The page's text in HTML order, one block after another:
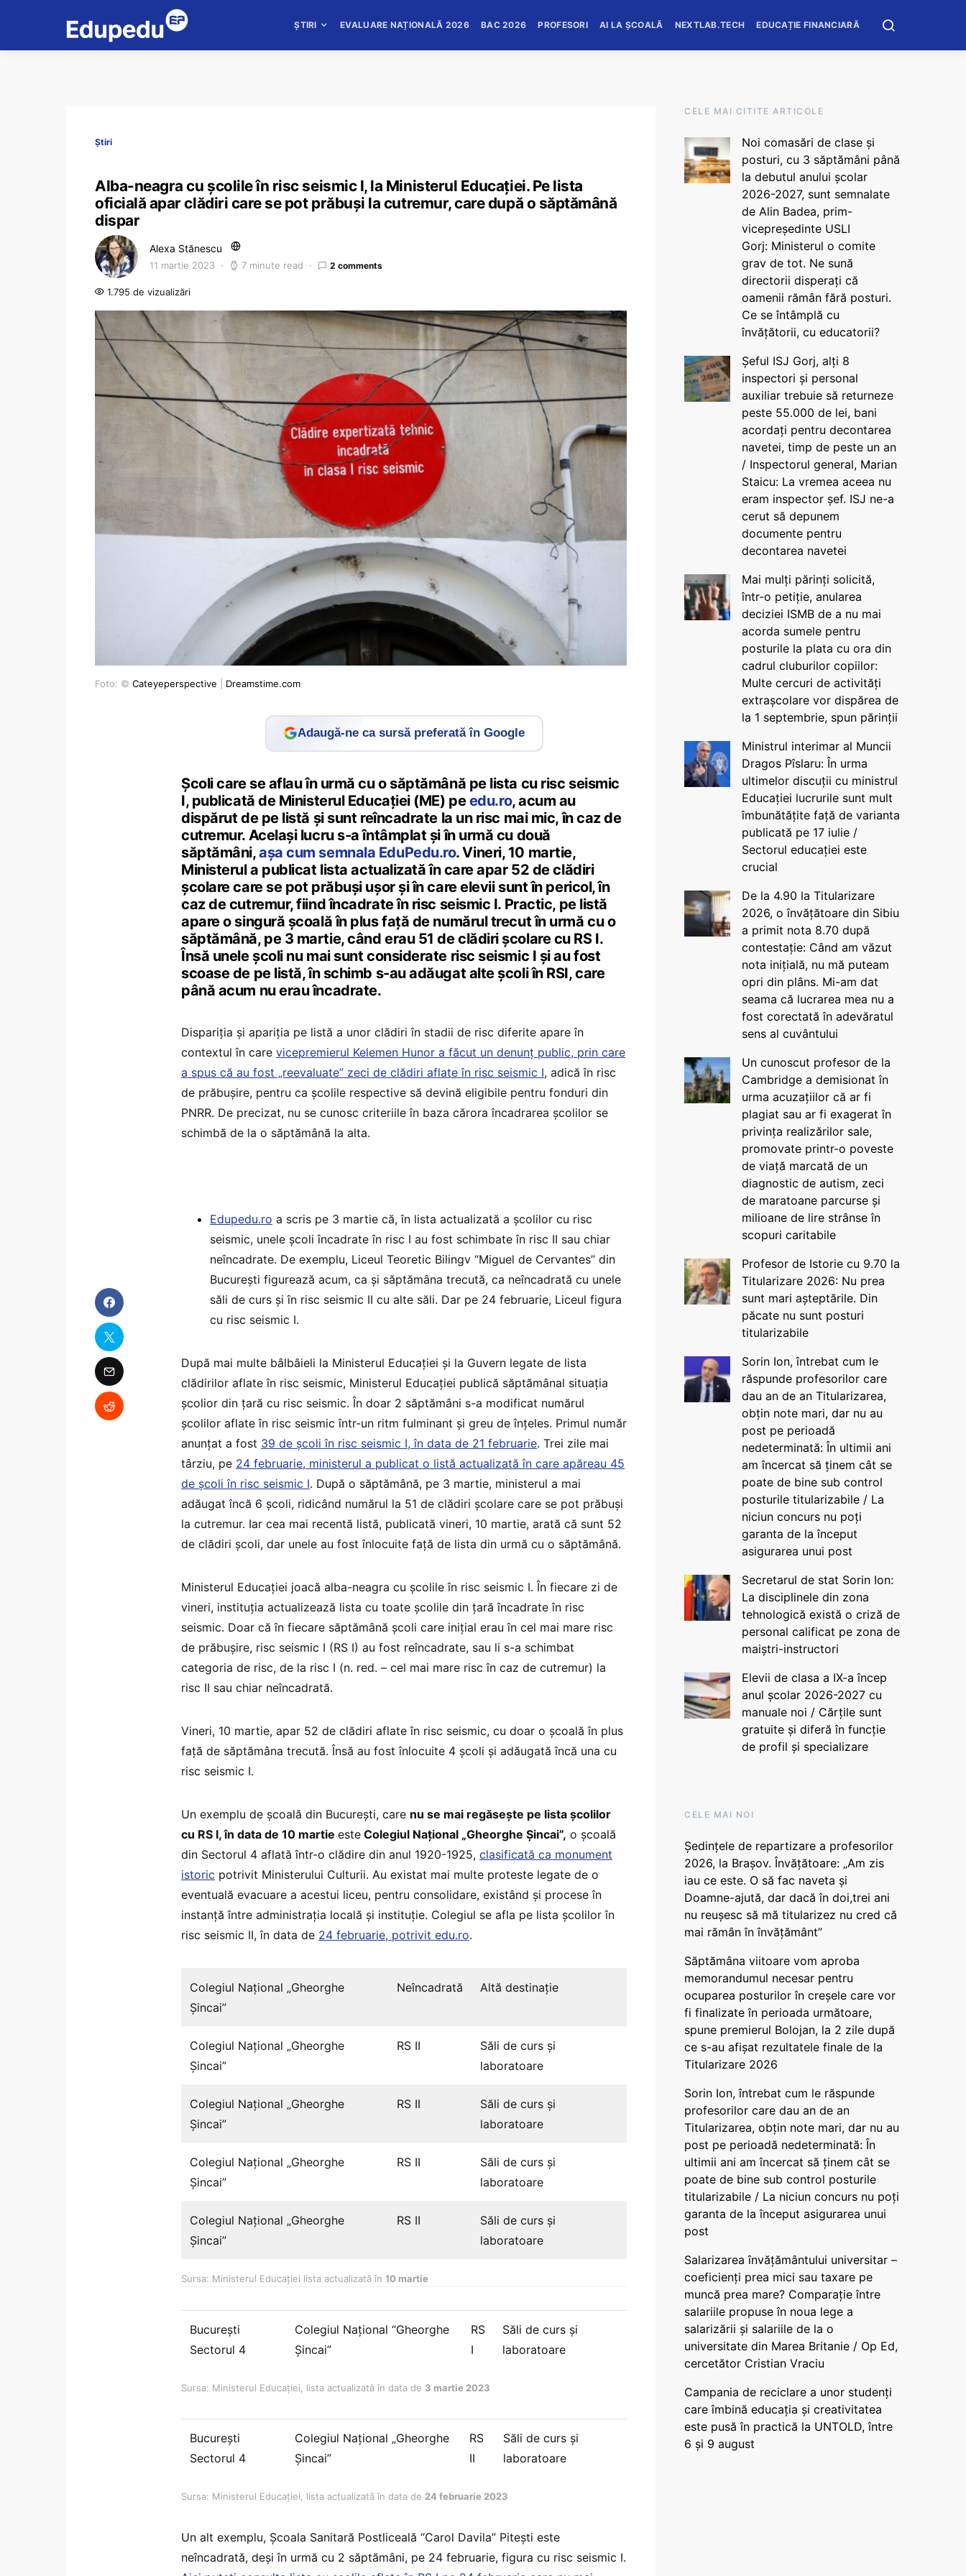
ȘTIRI EVALUARE NAȚIONALĂ 2026 BAC 2026 PROFESORI AI LA ȘCOALĂ NEXTLAB.TECH EDUCAȚIE FINANCIARĂ
Știri
Alba-neagra cu școlile în risc seismic I, la Ministerul Educației. Pe lista
oficială apar clădiri care se pot prăbuși la cutremur, care după o săptămână
dispar
Alexa Stănescu
11 martie 2023 7 minute read 2 comments
1.795 de vizualizări
Foto: © Cateyeperspective Dreamstime.com
Adaugă-ne ca sursă preferată în Google
Școli care se aflau în urmă cu o săptămână pe lista cu risc seismic
I, publicată de Ministerul Educației (ME) peedu.ro, acum au
dispărut de pe listă și sunt reîncadrate la un risc mai mic, în caz de
cutremur. Același lucru s-a întâmplat și în urmă cu două
săptămâni,așa cum semnala EduPedu.ro. Vineri, 10 martie,
Ministerul a publicat lista actualizată în care apar 52 de clădiri
școlare care se pot prăbuși ușor și în care elevii sunt în pericol, în
caz de cutremur, fiind încadrate în risc seismic I. Practic, pe listă
apare o singură școală în plus față de numărul trecut în urmă cu o
săptămână, pe 3 martie, când erau 51 de clădiri școlare cu RS I.
Însă unele școli nu mai sunt considerate risc seismic I și au fost
scoase de pe listă, în schimb s-au adăugat alte școli în RSI, care
până acum nu erau încadrate.
Dispariția și apariția pe listă a unor clădiri în stadii de risc diferite apare în
contextul în care vicepremierul Kelemen Hunor a făcut un denunț public, prin care
a spus că au fost „reevaluate” zeci de clădiri aflate în risc seismic I, adică în risc
de prăbușire, pentru ca școlile respective să devină eligibile pentru fonduri din
PNRR. De precizat, nu se cunosc criteriile în baza cărora încadrarea școlilor se
schimbă de la o săptămână la alta.
Edupedu.ro a scris pe 3 martie că, în lista actualizată a școlilor cu risc
seismic, unele școli încadrate în risc I au fost schimbate în risc II sau chiar
neîncadrate. De exemplu, Liceul Teoretic Bilingv “Miguel de Cervantes” din
București figurează acum, ca și săptămâna trecută, ca neîncadrată cu unele
săli de curs și în risc seismic II cu alte săli. Dar pe 24 februarie, Liceul figura
cu risc seismic I.
După mai multe bâlbâieli la Ministerul Educației și la Guvern legate de lista
clădirilor aflate în risc seismic, Ministerul Educației publică săptămânal situația
școlior din țară cu risc seismic. În doar 2 săptămâni s-a modificat numărul
școlilor aflate în risc seismic într-un ritm fulminant și greu de înțeles. Primul număr
anunțat a fost 39 de școli în risc seismic I, în data de 21 februarie. Trei zile mai
târziu, pe 24 februarie, ministerul a publicat o listă actualizată în care apăreau 45
de școli în risc seismic I. După o săptămână, pe 3 martie, ministerul a mai
adăugat încă 6 școli, ridicând numărul la 51 de clădiri școlare care se pot prăbuși
la cutremur. Iar cea mai recentă listă, publicată vineri, 10 martie, arată că sunt 52
de clădiri școli, dar unele au fost înlocuite față de lista din urmă cu o săptămână.
Ministerul Educației joacă alba-neagra cu școlile în risc seismic I. În fiecare zi de
vineri, instituția actualizează lista cu toate școlile din țară încadrate în risc
seismic. Doar că în fiecare săptămână școli care inițial erau în cel mai mare risc
de prăbușire, risc seismic I (RS I) au fost reîncadrate, sau li s-a schimbat
categoria de risc, de la risc I (n. red. – cel mai mare risc în caz de cutremur) la
risc II sau chiar neîncadrată.
Vineri, 10 martie, apar 52 de clădiri aflate în risc seismic, cu doar o școală în plus
față de săptămâna trecută. Însă au fost înlocuite 4 școli și adăugată încă una cu
risc seismic I.
Un exemplu de școală din București, care nu se mai regăsește pe lista școlilor
cu RS I, în data de 10 martie este Colegiul Național „Gheorghe Șincai”, o școală
din Sectorul 4 aflată într-o clădire din anul 1920-1925, clasificată ca monument
istoric potrivit Ministerului Culturii. Au existat mai multe proteste legate de o
eventuală evacuare a acestui liceu, pentru consolidare, existând și procese în
instanță între administrația locală și instituție. Colegiul se afla pe lista școlilor în
risc seismic II, în data de 24 februarie, potrivit edu.ro.
Colegiul Naţional „Gheorghe
Şincai”
Neîncadrată Altă destinaţie
Colegiul Naţional „Gheorghe
Şincai”
RS II
Săli de curs și
laboratoare
Colegiul Naţional „Gheorghe
Şincai”
RS II
Săli de curs și
laboratoare
Colegiul Naţional „Gheorghe
Şincai”
RS II
Săli de curs și
laboratoare
Colegiul Naţional „Gheorghe
Şincai”
RS II
Săli de curs și
laboratoare
Sursa: Ministerul Educației lista actualizată în 10 martie
București
Sectorul 4
Colegiul Naţional “Gheorghe
Şincai”
RS
I
Săli de curs și
laboratoare
Sursa: Ministerul Educației, lista actualizată în data de 3 martie 2023
București
Sectorul 4
Colegiul Naţional „Gheorghe
Şincai”
RS
II
Săli de curs și
laboratoare
Sursa: Ministerul Educației, lista actualizată în data de 24 februarie 2023
Un alt exemplu, Școala Sanitară Postliceală “Carol Davila” Pitești este
neîncadrată, deși în urmă cu 2 săptămâni, pe 24 februarie, figura cu risc seismic I.
CELE MAI CITITE ARTICOLE
Noi comasări de clase și
posturi, cu 3 săptămâni până
la debutul anului școlar
2026-2027, sunt semnalate
de Alin Badea, prim-
vicepreședinte USLI
Gorj: Ministerul o comite
grav de tot. Ne sună
directorii disperați că
oamenii rămân fără posturi.
Ce se întâmplă cu
învățătorii, cu educatorii?
Șeful ISJ Gorj, alți 8
inspectori și personal
auxiliar trebuie să returneze
peste 55.000 de lei, bani
acordați pentru decontarea
navetei, timp de peste un an
/ Inspectorul general, Marian
Staicu: La vremea aceea nu
eram inspector șef. ISJ ne-a
cerut să depunem
documente pentru
decontarea navetei
Mai mulți părinți solicită,
într-o petiție, anularea
deciziei ISMB de a nu mai
acorda sumele pentru
posturile la plata cu ora din
cadrul cluburilor copiilor:
Multe cercuri de activități
extrașcolare vor dispărea de
la 1 septembrie, spun părinții
Ministrul interimar al Muncii
Dragos Pîslaru: În urma
ultimelor discuții cu ministrul
Educației lucrurile sunt mult
îmbunătățite față de varianta
publicată pe 17 iulie /
Sectorul educației este
crucial
De la 4.90 la Titularizare
2026, o învățătoare din Sibiu
a primit nota 8.70 după
contestație: Când am văzut
nota inițială, nu mă puteam
opri din plâns. Mi-am dat
seama că lucrarea mea nu a
fost corectată în adevăratul
sens al cuvântului
Un cunoscut profesor de la
Cambridge a demisionat în
urma acuzațiilor că ar fi
plagiat sau ar fi exagerat în
privința realizărilor sale,
promovate printr-o poveste
de viață marcată de un
diagnostic de autism, zeci
de maratoane parcurse și
milioane de lire strânse în
scopuri caritabile
Profesor de Istorie cu 9.70 la
Titularizare 2026: Nu prea
sunt mari așteptările. Din
păcate nu sunt posturi
titularizabile
Sorin Ion, întrebat cum le
răspunde profesorilor care
dau an de an Titularizarea,
obțin note mari, dar nu au
post pe perioadă
nedeterminată: În ultimii ani
am încercat să ținem cât se
poate de bine sub control
posturile titularizabile / La
niciun concurs nu poți
garanta de la început
asigurarea unui post
Secretarul de stat Sorin Ion:
La disciplinele din zona
tehnologică există o criză de
personal calificat pe zona de
maiștri-instructori
Elevii de clasa a IX-a încep
anul școlar 2026-2027 cu
manuale noi / Cărțile sunt
gratuite și diferă în funcție
de profil și specializare
CELE MAI NOI
Ședințele de repartizare a profesorilor
2026, la Brașov. Învățătoare: „Am zis
iau ce este. O să fac naveta și
Doamne-ajută, dar dacă în doi,trei ani
nu reușesc să mă titularizez nu cred că
mai rămân în învățământ”
Săptămâna viitoare vom aproba
memorandumul necesar pentru
ocuparea posturilor în creșele care vor
fi finalizate în perioada următoare,
spune premierul Bolojan, la 2 zile după
ce s-au afișat rezultatele finale de la
Titularizare 2026
Sorin Ion, întrebat cum le răspunde
profesorilor care dau an de an
Titularizarea, obțin note mari, dar nu au
post pe perioadă nedeterminată: În
ultimii ani am încercat să ținem cât se
poate de bine sub control posturile
titularizabile / La niciun concurs nu poți
garanta de la început asigurarea unui
post
Salarizarea învățământului universitar –
coeficienți prea mici sau taxare pe
muncă prea mare? Comparație între
salariile propuse în noua lege a
salarizării și salariile de la o
universitate din Marea Britanie / Op Ed,
cercetător Cristian Vraciu
Campania de reciclare a unor studenți
care îmbină educația și creativitatea
este pusă în practică la UNTOLD, între
6 și 9 august